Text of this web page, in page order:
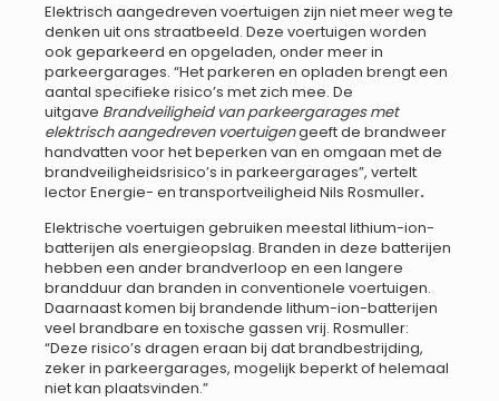
Elektrisch aangedreven voertuigen zijn niet meer weg te
denken uit ons straatbeeld. Deze voertuigen worden
ook geparkeerd en opgeladen, onder meer in
parkeergarages. “Het parkeren en opladen brengt een
aantal specifieke risico’s met zich mee. De
uitgave Brandveiligheid van parkeergarages met
elektrisch aangedreven voertuigengeeft de brandweer
handvatten voor het beperken van en omgaan met de
brandveiligheidsrisico’s in parkeergarages”, vertelt
lector Energie- en transportveiligheid Nils Rosmuller.
Elektrische voertuigen gebruiken meestal lithium-ion-
batterijen als energieopslag. Branden in deze batterijen
hebben een ander brandverloop en een langere
brandduur dan branden in conventionele voertuigen.
Daarnaast komen bij brandende lithum-ion-batterijen
veel brandbare en toxische gassen vrij. Rosmuller:
“Deze risico’s dragen eraan bij dat brandbestrijding,
zeker in parkeergarages, mogelijk beperkt of helemaal
niet kan plaatsvinden.”